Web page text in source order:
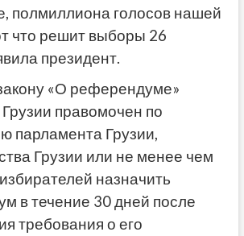
полмиллиона голосов нашей
что решит выборы 26
президент.
«О референдуме»
правомочен по
парламента Грузии,
Грузии или не менее чем
назначить
в течение 30 дней после
требования о его